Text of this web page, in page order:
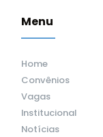
Menu
Home
Convênios
Vagas
Institucional
Notícias